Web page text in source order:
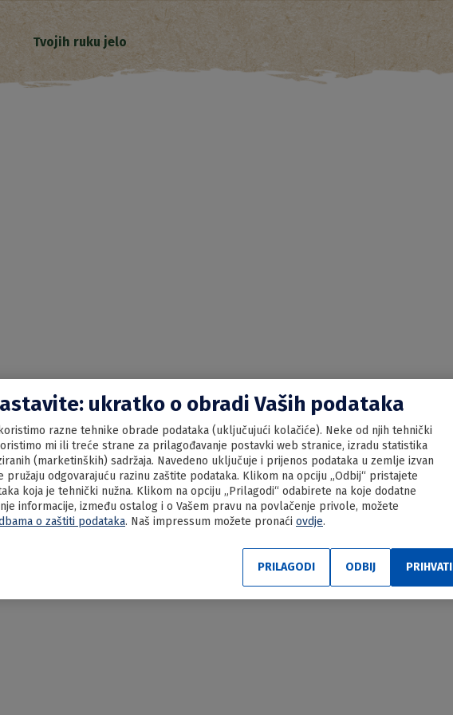
Tvojih ruku jelo
jetrica sa palentom
ukratko o obradi Vaših podataka
koristimo razne tehnike obrade podataka (uključujući kolačiće). Neke od njih tehnički
mi ili treće strane za prilagođavanje postavki web stranice, izradu statistika
(marketinških) sadržaja. Navedeno uključuje i prijenos podataka u zemlje izvan
pružaju odgovarajuću razinu zaštite podataka. Klikom na opciju „Odbij“ pristajete
koja je tehnički nužna. Klikom na opciju „Prilagodi“ odabirete na koje dodatne
informacije, između ostalog i o Vašem pravu na povlačenje privole, možete
o zaštiti podataka. Naš impressum možete pronaći ovdje.
ODBIJ PRIHVATI
PRILAGODI